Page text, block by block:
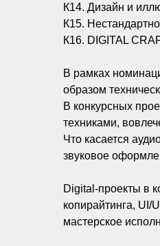
К14. Дизайн и
К15.
К16. DIGITAL
В рамках
образом
В конкурсных
техниками,
Что касается
звуковое
Digital-проекты в
копирайтинга,
мастерское